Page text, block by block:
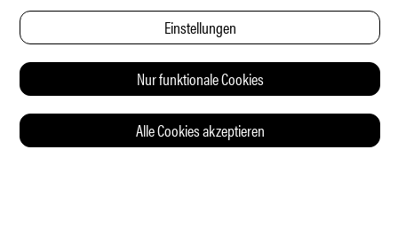
Einstellungen
Nur funktionale Cookies
Alle Cookies akzeptieren